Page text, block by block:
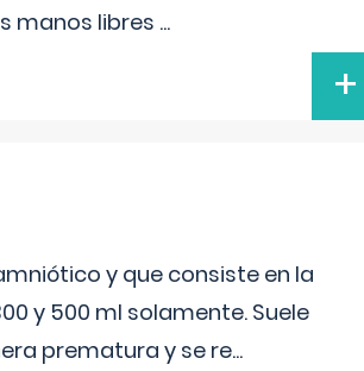
manos libres ...
+
y que consiste en la
y 500 ml solamente. Suele
prematura y se re...